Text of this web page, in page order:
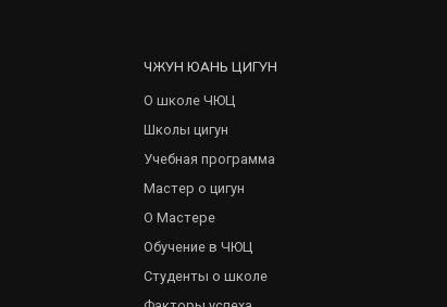
ЧЖУН ЮАНЬ ЦИГУН
О школе ЧЮЦ
Школы цигун
Учебная программа
Мастер о цигун
О Мастере
Обучение в ЧЮЦ
Студенты о школе